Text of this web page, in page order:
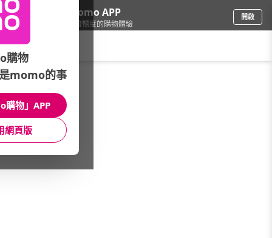
下載momo APP
給你3倍流暢度的購物體驗
開啟
鞋包箱/流行包/款式
館長推薦 月銷量
購物
momo的事
購物」APP
網頁版